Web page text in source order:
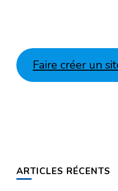
Faire créer un
ARTICLES RÉCENTS